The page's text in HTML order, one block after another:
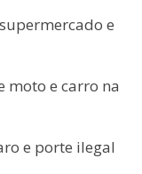
e
moto e carro na
e porte ilegal